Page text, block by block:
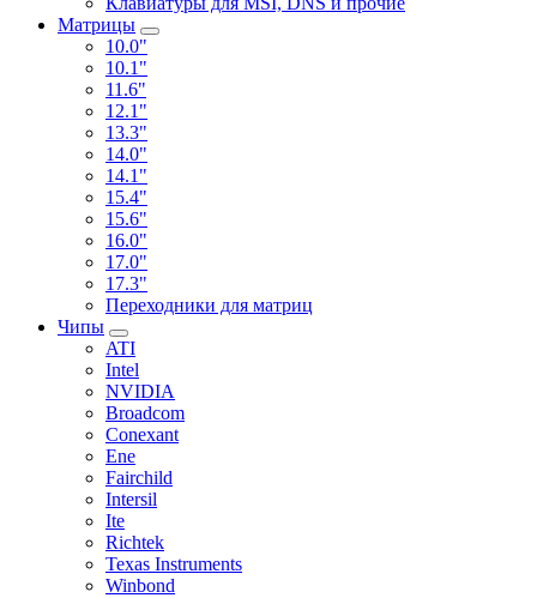
Матрицы
10.0"
10.1"
11.6"
12.1"
13.3"
14.0"
14.1"
15.4"
15.6"
16.0"
17.0"
17.3"
Переходники для матриц
Чипы
ATI
Intel
NVIDIA
Broadcom
Conexant
Ene
Fairchild
Intersil
Ite
Richtek
Texas Instruments
Winbond